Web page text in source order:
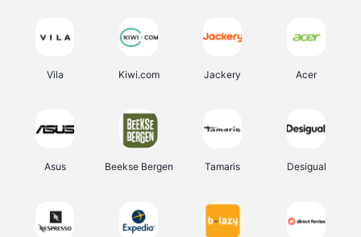
Vila Kiwi.com Jackery Acer
Asus Beekse Bergen Tamaris Desigual